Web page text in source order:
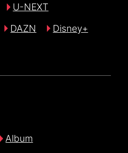
U-NEXT
DAZN
Disney+
Album